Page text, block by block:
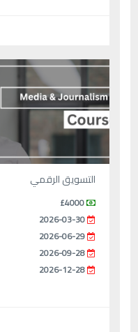
التسويق الرقمي
£4000
2026-03-30
2026-06-29
2026-09-28
2026-12-28